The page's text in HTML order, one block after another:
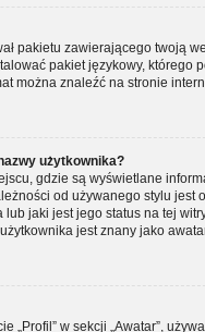
pakietu zawierającego twoją
pakiet językowy,
można znaleźć na stronie
użytkownika?
gdzie są wyświetlane
od używanego stylu
lub jaki jest jego status na tej
jest znany jako
„Profil” w sekcji „Awatar”,